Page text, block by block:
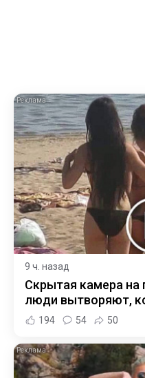
9 ч. назад
Скрытая камера
люди вытворяют,
194 54 50